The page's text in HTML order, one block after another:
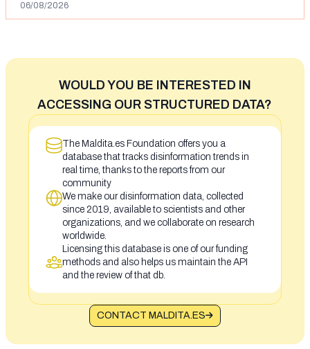
06/08/2026
WOULD YOU BE INTERESTED IN
ACCESSING OUR STRUCTURED DATA?
The Maldita.es Foundation offers you a
database that tracks disinformation trends in
real time, thanks to the reports from our
community
We make our disinformation data, collected
since 2019, available to scientists and other
organizations, and we collaborate on research
worldwide.
Licensing this database is one of our funding
methods and also helps us maintain the API
and the review of that db.
CONTACT MALDITA.ES